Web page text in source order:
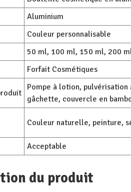
Aluminium
Couleur personnalisable
50 ml, 100 ml, 150 ml, 200
Forfait Cosmétiques
Pompe à lotion,
gâchette, couvercle en
Couleur naturelle, peinture,
Acceptable
du produit